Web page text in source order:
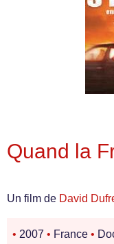
Quand la
Un film de David
• 2007 • France •